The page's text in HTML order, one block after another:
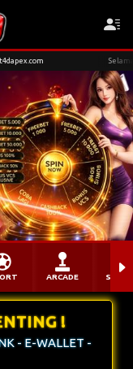
Selamat datang di Situs
ARCADE
!
- E-WALLET -